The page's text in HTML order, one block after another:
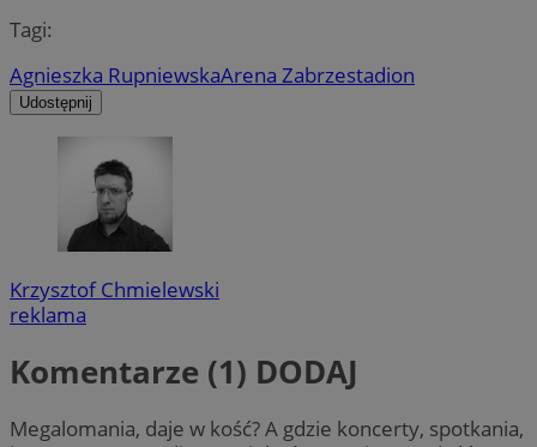
Tagi:
Agnieszka RupniewskaArena Zabrzestadion
Udostępnij
Krzysztof Chmielewski
reklama
Komentarze (1) DODAJ
Megalomania, daje w kość? A gdzie koncerty, spotkania,